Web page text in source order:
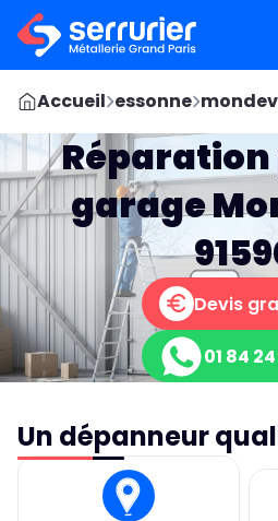
Accueil essonne
Réparation
garage
Devis
01 84
Un dépanneur